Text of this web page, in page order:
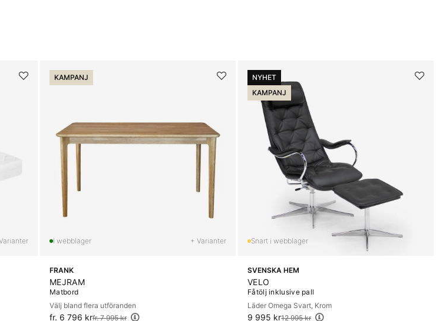
KAMPANJ
+ Varianter
FRANK
MEJRAM
Matbord
Välj bland flera utföranden
fr. 6 796 kr
Ordinarie pris:fr. 7 995 kr
NYHET
KAMPANJ
SVENSKA HEM
VELO
Fåtölj inklusive pall
Läder Omega Svart, Krom
9 995 kr
Ordinarie pris:
12 995 kr